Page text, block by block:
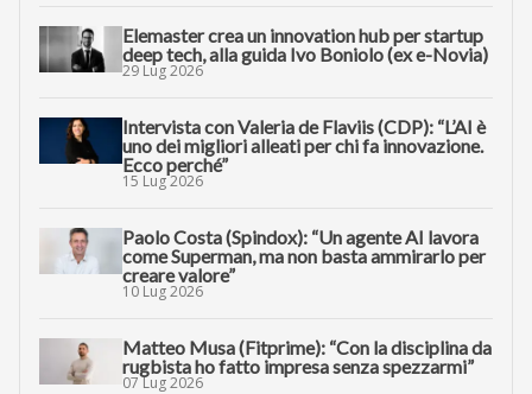
Elemaster crea un innovation hub per startup
deep tech, alla guida Ivo Boniolo (ex e-Novia)
29 Lug 2026
Intervista con Valeria de Flaviis (CDP): “L’AI è
uno dei migliori alleati per chi fa innovazione.
Ecco perché”
15 Lug 2026
Paolo Costa (Spindox): “Un agente AI lavora
come Superman, ma non basta ammirarlo per
creare valore”
10 Lug 2026
Matteo Musa (Fitprime): “Con la disciplina da
rugbista ho fatto impresa senza spezzarmi”
07 Lug 2026